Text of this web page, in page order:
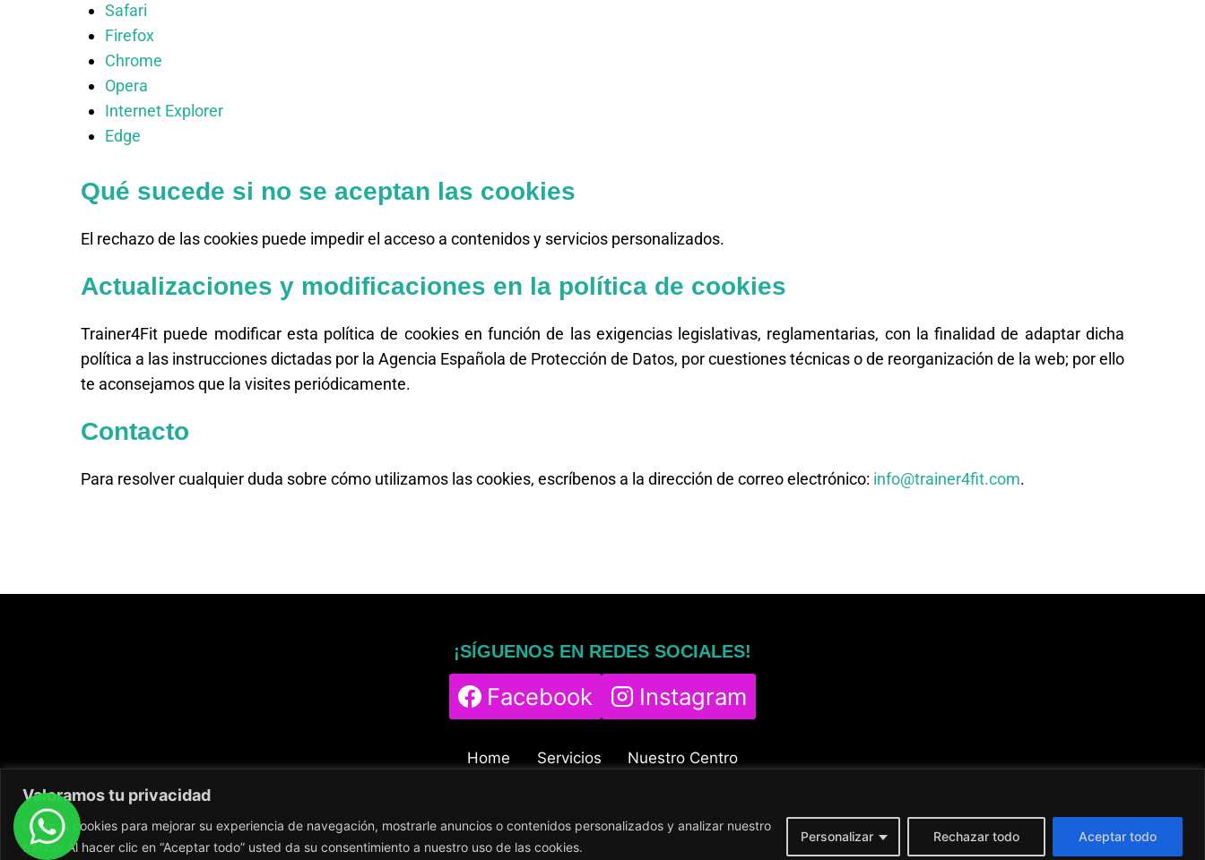
Valoramos tu privacidad
Usamos cookies para mejorar su experiencia de navegación, mostrarle anuncios o contenidos personalizados y analizar nuestro
tráfico. Al hacer clic en “Aceptar todo” usted da su consentimiento a nuestro uso de las cookies.
Personalizar Rechazar todo Aceptar todo
Safari
Firefox
Chrome
Opera
Internet Explorer
Edge
Qué sucede si no se aceptan las cookies
El rechazo de las cookies puede impedir el acceso a contenidos y servicios personalizados.
Actualizaciones y modificaciones en la política de cookies
Trainer4Fit puede modificar esta política de cookies en función de las exigencias legislativas, reglamentarias, con la finalidad de adaptar dicha
política a las instrucciones dictadas por la Agencia Española de Protección de Datos, por cuestiones técnicas o de reorganización de la web; por ello
te aconsejamos que la visites periódicamente.
Contacto
Para resolver cualquier duda sobre cómo utilizamos las cookies, escríbenos a la dirección de correo electrónico: info@trainer4fit.com.
¡SÍGUENOS EN REDES SOCIALES!
Facebook Instagram
Home Servicios
Nuestro Centro
© 2024